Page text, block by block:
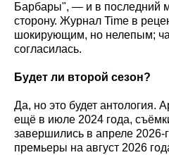
Барбары", — и в последний
сторону. Журнал Time в
шокирующим, но нелепым;
согласилась.
Будет ли второй сезон?
Да, но это будет антология.
ещё в июле 2024 года,
завершились в апреле 2026-
премьеры на август 2026